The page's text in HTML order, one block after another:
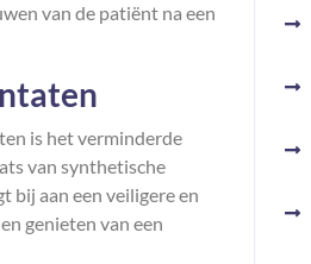
van de patiënt na een
is het verminderde
van synthetische
bij aan een veiligere en
genieten van een